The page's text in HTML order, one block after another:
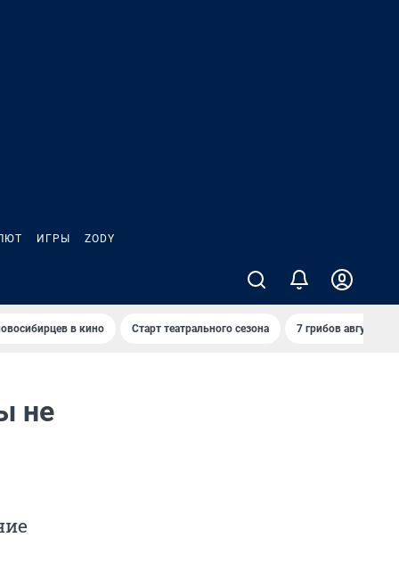
ИГРЫ ZODY
в кино Старт театрального сезона 7 грибов августа
не